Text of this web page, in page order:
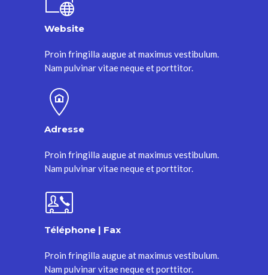
Website
Proin fringilla augue at maximus vestibulum.
Nam pulvinar vitae neque et porttitor.
Adresse
Proin fringilla augue at maximus vestibulum.
Nam pulvinar vitae neque et porttitor.
Téléphone | Fax
Proin fringilla augue at maximus vestibulum.
Nam pulvinar vitae neque et porttitor.